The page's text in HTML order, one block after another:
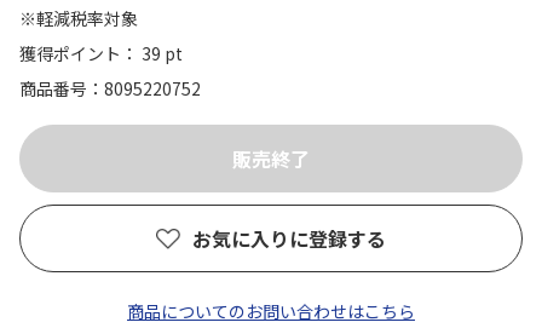
※軽減税率対象
獲得ポイント： 39 pt
商品番号
8095220752
お気に入りに登録する
商品についてのお問い合わせはこちら